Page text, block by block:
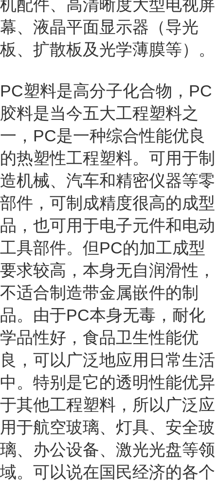
机配件、高清晰度大型电视屏
幕、液晶平面显示器（导光
板、扩散板及光学薄膜等）。
PC塑料是高分子化合物，PC
胶料是当今五大工程塑料之
一，PC是一种综合性能优良
的热塑性工程塑料。可用于制
造机械、汽车和精密仪器等零
部件，可制成精度很高的成型
品，也可用于电子元件和电动
工具部件。但PC的加工成型
要求较高，本身无自润滑性，
不适合制造带金属嵌件的制
品。由于PC本身无毒，耐化
学品性好，食品卫生性能优
良，可以广泛地应用日常生活
中。特别是它的透明性能优异
于其他工程塑料，所以广泛应
用于航空玻璃、灯具、安全玻
璃、办公设备、激光光盘等领
域。可以说在国民经济的各个